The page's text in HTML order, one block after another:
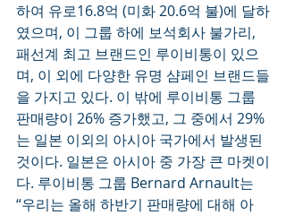
하여 유로16.8억 (미화 20.6억 불)에 달하
였으며, 이 그룹 하에 보석회사 불가리,
패선계 최고 브랜드인 루이비통이 있으
며, 이 외에 다양한 유명 샴페인 브랜드들
을 가지고 있다. 이 밖에 루이비통 그룹
판매량이 26% 증가했고, 그 중에서 29%
는 일본 이외의 아시아 국가에서 발생된
것이다. 일본은 아시아 중 가장 큰 마켓이
다. 루이비통 그룹 Bernard Arnault는
“우리는 올해 하반기 판매량에 대해 아